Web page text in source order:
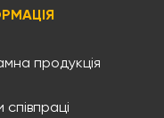
продукція
співпраці